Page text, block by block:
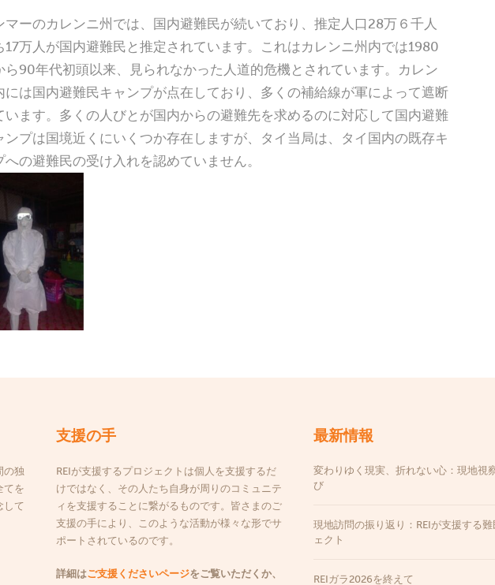
マーのカレンニ州では、国内避難民が続いており、推定人口28万６千人
17万人が国内避難民と推定されています。これはカレンニ州内では1980
ら90年代初頭以来、見られなかった人道的危機とされています。カレン
には国内避難民キャンプが点在しており、多くの補給線が軍によって遮断
います。多くの人びとが国内からの避難先を求めるのに対応して国内避難
ンプは国境近くにいくつか存在しますが、タイ当局は、タイ国内の既存キ
への避難民の受け入れを認めていません。
の独
てを
して
支援の手
REIが支援するプロジェクトは個人を支援するだ
けではなく、その人たち自身が周りのコミュニテ
ィを支援することに繋がるものです。皆さまのご
支援の手により、このような活動が様々な形でサ
ポートされているのです。
詳細はご支援くださいページをご覧いただくか、
最新情報
変わりゆく現実、折れない心：現地視
び
現地訪問の振り返り：REIが支援する難
ェクト
REIガラ2026を終えて